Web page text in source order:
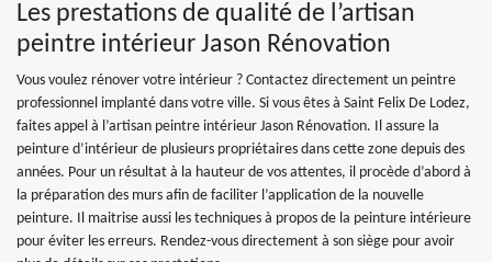
Les prestations de qualité de l’artisan
peintre intérieur Jason Rénovation
Vous voulez rénover votre intérieur ? Contactez directement un peintre
professionnel implanté dans votre ville. Si vous êtes à Saint Felix De Lodez,
faites appel à l’artisan peintre intérieur Jason Rénovation. Il assure la
peinture d’intérieur de plusieurs propriétaires dans cette zone depuis des
années. Pour un résultat à la hauteur de vos attentes, il procède d’abord à
la préparation des murs afin de faciliter l’application de la nouvelle
peinture. Il maitrise aussi les techniques à propos de la peinture intérieure
pour éviter les erreurs. Rendez-vous directement à son siège pour avoir